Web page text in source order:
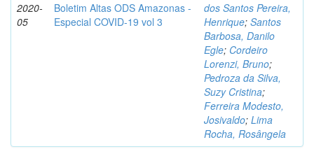
2020-
05
Boletim Altas ODS Amazonas -
Especial COVID-19 vol 3
dos Santos Pereira,
Henrique; Santos
Barbosa, Danilo
Egle; Cordeiro
Lorenzi, Bruno;
Pedroza da Silva,
Suzy Cristina;
Ferreira Modesto,
Josivaldo; Lima
Rocha, Rosângela